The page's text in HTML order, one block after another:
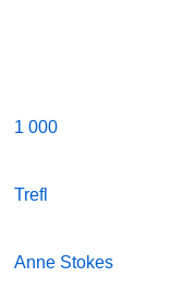
1 000
Trefl
Anne Stokes